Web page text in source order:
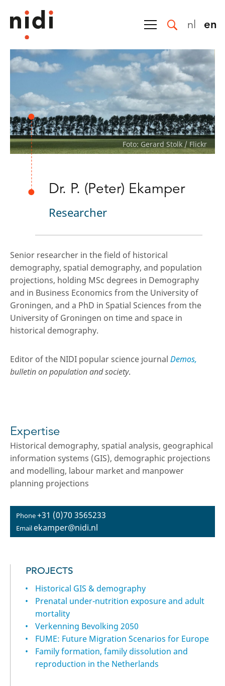
nl en
Foto: Gerard Stolk / Flickr
Dr. P. (Peter) Ekamper
Researcher
Senior researcher in the field of historical
demography, spatial demography, and population
projections, holding MSc degrees in Demography
and in Business Economics from the University of
Groningen, and a PhD in Spatial Sciences from the
University of Groningen on time and space in
historical demography.
Editor of the NIDI popular science journal Demos,
bulletin on population and society.
Expertise
Historical demography, spatial analysis, geographical
information systems (GIS), demographic projections
and modelling, labour market and manpower
planning projections
Phone+31 (0)70 3565233
Email ekamper@nidi.nl
PROJECTS
Historical GIS & demography
Prenatal under-nutrition exposure and adult
mortality
Verkenning Bevolking 2050
FUME: Future Migration Scenarios for Europe
Family formation, family dissolution and
reproduction in the Netherlands